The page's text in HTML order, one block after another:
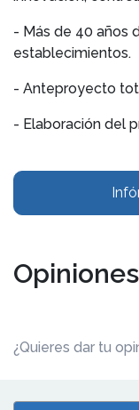
- Más de 40 años
establecimientos.
- Anteproyecto
- Elaboración del
Opiniones
¿Quieres dar tu